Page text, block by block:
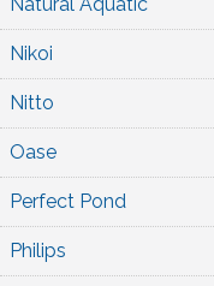
Nikoi
Nitto
Oase
Perfect Pond
Philips